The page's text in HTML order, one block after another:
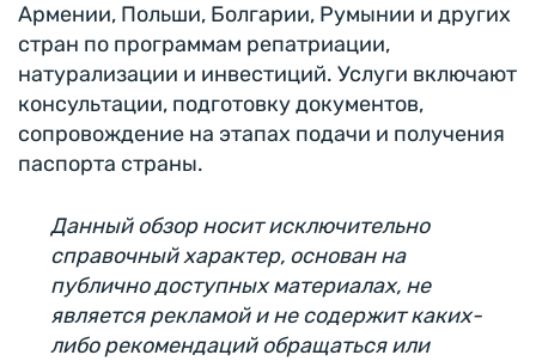
Армении, Польши, Болгарии, Румынии и других
стран по программам репатриации,
натурализации и инвестиций. Услуги включают
консультации, подготовку документов,
сопровождение на этапах подачи и получения
паспорта страны.
Данный обзор носит исключительно
справочный характер, основан на
публично доступных материалах, не
является рекламой и не содержит каких-
либо рекомендаций обращаться или